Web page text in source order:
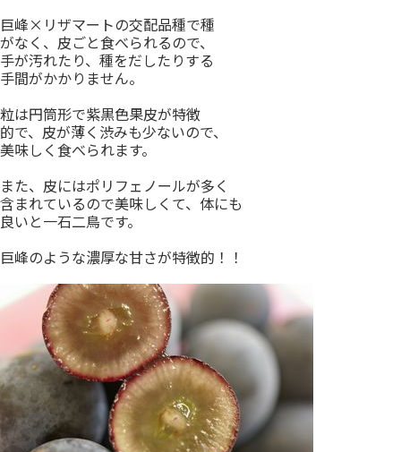
巨峰×リザマートの交配品種で種
がなく、皮ごと食べられるので、
手が汚れたり、種をだしたりする
手間がかかりません。
粒は円筒形で紫黒色果皮が特徴
的で、皮が薄く渋みも少ないので、
美味しく食べられます。
また、皮にはポリフェノールが多く
含まれているので美味しくて、体にも
良いと一石二鳥です。
巨峰のような濃厚な甘さが特徴的！！